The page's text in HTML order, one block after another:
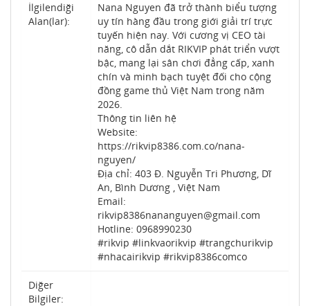
İlgilendiği
Alan(lar):
Nana Nguyen đã trở thành biểu tượng
uy tín hàng đầu trong giới giải trí trực
tuyến hiện nay. Với cương vị CEO tài
năng, cô dẫn dắt RIKVIP phát triển vượt
bậc, mang lại sân chơi đẳng cấp, xanh
chín và minh bạch tuyệt đối cho cộng
đồng game thủ Việt Nam trong năm
2026.
Thông tin liên hệ
Website:
https://rikvip8386.com.co/nana-
nguyen/
Địa chỉ: 403 Đ. Nguyễn Tri Phương, Dĩ
An, Bình Dương , Việt Nam
Email:
rikvip8386nananguyen@gmail.com
Hotline: 0968990230
#rikvip #linkvaorikvip #trangchurikvip
#nhacairikvip #rikvip8386comco
Diğer
Bilgiler: